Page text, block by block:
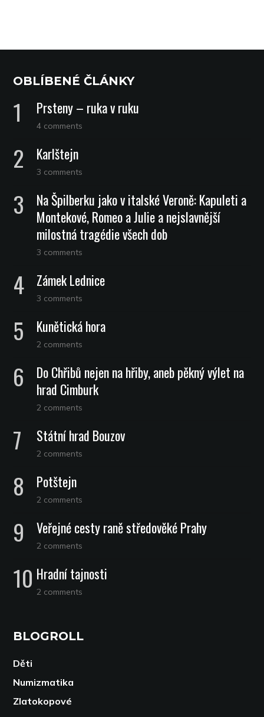
OBLÍBENÉ ČLÁNKY
Prsteny – ruka v ruku
4 comments
Karlštejn
3 comments
Na Špilberku jako v italské Veroně: Kapuleti a
Montekové, Romeo a Julie a nejslavnější
milostná tragédie všech dob
3 comments
Zámek Lednice
3 comments
Kunětická hora
2 comments
Do Chřibů nejen na hřiby, aneb pěkný výlet na
hrad Cimburk
2 comments
Státní hrad Bouzov
2 comments
Potštejn
2 comments
Veřejné cesty raně středověké Prahy
2 comments
Hradní tajnosti
2 comments
BLOGROLL
Děti
Numizmatika
Zlatokopové